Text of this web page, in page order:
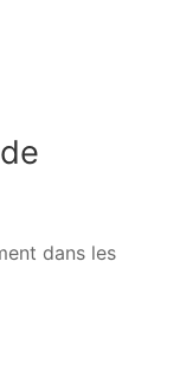
dans les